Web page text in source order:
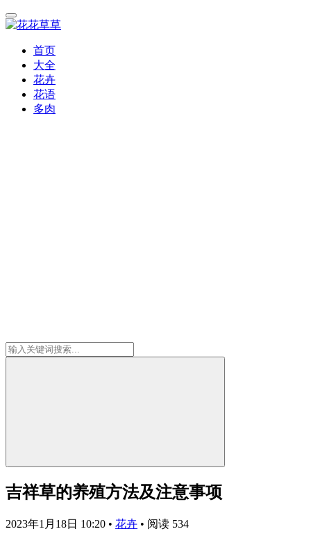
首页
大全
花卉
花语
多肉
吉祥草的养殖方法及注意事项
2023年1月18日 10:20 • 花卉 • 阅读 534